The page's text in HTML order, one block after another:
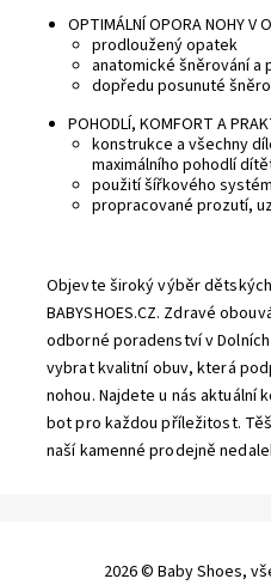
OPTIMÁLNÍ OPORA NOHY V
prodloužený opatek
anatomické šněrování a
dopředu posunuté
POHODLÍ, KOMFORT A
konstrukce a všechny
maximálního pohodlí
použití šířkového
propracované prozutí,
Objevte široký výběr
BABYSHOES.CZ. Zdravé
odborné poradenství v
vybrat kvalitní obuv, která
nohou. Najdete u nás
bot pro každou příležitost.
naší kamenné prodejně
2026 © Baby Shoes,